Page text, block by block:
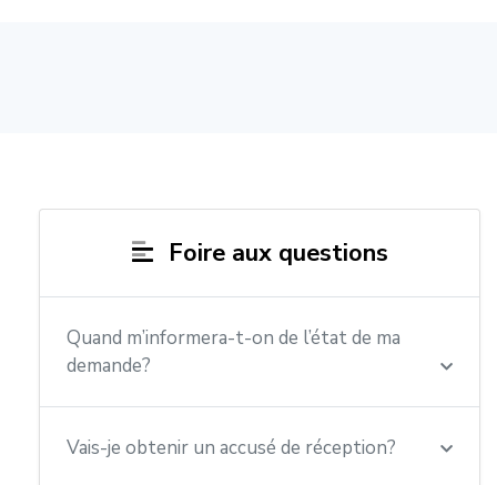
Foire aux questions
Quand m’informera-t-on de l’état de ma
demande?
Vais-je obtenir un accusé de réception?